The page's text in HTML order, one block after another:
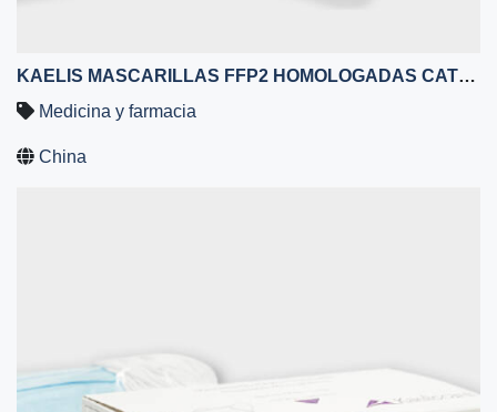
KAELIS MASCARILLAS FFP2 HOMOLOGADAS CATEGORIA III - CAJA 25 MASCARILLAS – SIN GRAFENO – BANDAS ELÁSTICAS CON SALVAOREJAS - 5 CAPAS ALTA FILTRACIÓN
Medicina y farmacia
China